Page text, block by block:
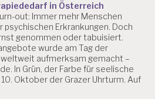
in Österreich
out: Immer mehr Menschen
Erkrankungen. Doch
genommen oder tabuisiert.
wurde am Tag der
aufmerksam gemacht –
In Grün, der Farbe für seelische
Oktober der Grazer Uhrturm. Auf